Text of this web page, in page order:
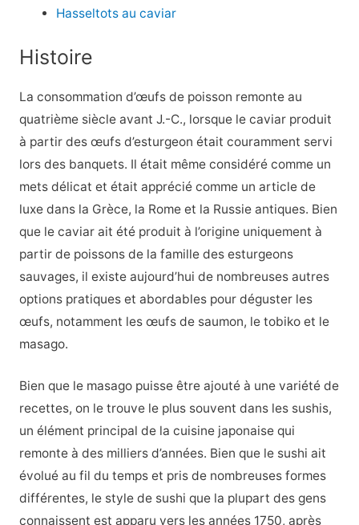
Hasseltots au caviar
Histoire
La consommation d’œufs de poisson remonte au
quatrième siècle avant J.-C., lorsque le caviar produit
à partir des œufs d’esturgeon était couramment servi
lors des banquets. Il était même considéré comme un
mets délicat et était apprécié comme un article de
luxe dans la Grèce, la Rome et la Russie antiques. Bien
que le caviar ait été produit à l’origine uniquement à
partir de poissons de la famille des esturgeons
sauvages, il existe aujourd’hui de nombreuses autres
options pratiques et abordables pour déguster les
œufs, notamment les œufs de saumon, le tobiko et le
masago.
Bien que le masago puisse être ajouté à une variété de
recettes, on le trouve le plus souvent dans les sushis,
un élément principal de la cuisine japonaise qui
remonte à des milliers d’années. Bien que le sushi ait
évolué au fil du temps et pris de nombreuses formes
différentes, le style de sushi que la plupart des gens
connaissent est apparu vers les années 1750, après